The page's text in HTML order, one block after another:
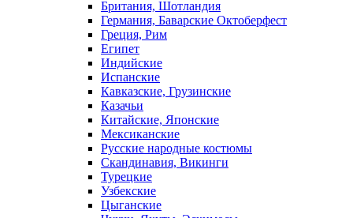
Британия, Шотландия
Германия, Баварские Октоберфест
Греция, Рим
Египет
Индийские
Испанские
Кавказские, Грузинские
Казачьи
Китайские, Японские
Мексиканские
Русские народные костюмы
Скандинавия, Викинги
Турецкие
Узбекские
Цыганские